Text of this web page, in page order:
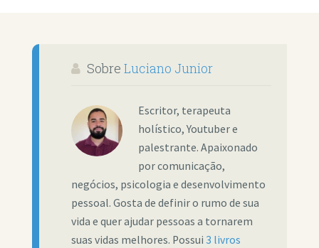
Sobre Luciano Junior
Escritor, terapeuta
holístico, Youtuber e
palestrante. Apaixonado
por comunicação,
negócios, psicologia e desenvolvimento
pessoal. Gosta de definir o rumo de sua
vida e quer ajudar pessoas a tornarem
suas vidas melhores. Possui 3 livros